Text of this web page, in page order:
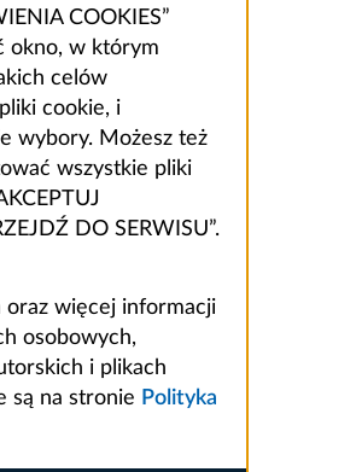
COOKIES”
okno, w którym
celów
cookie, i
wybory. Możesz też
wszystkie pliki
DO SERWISU”.
oraz więcej informacji
osobowych,
i plikach
są na stronie Polityka